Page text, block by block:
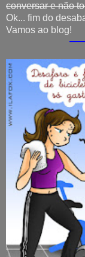
conversar e não
Ok... fim do
Vamos ao blog!